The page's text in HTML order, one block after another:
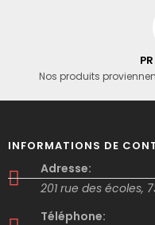
Nos produits
INFORMATIONS DE
Adresse:
201 rue des écoles,
Téléphone: